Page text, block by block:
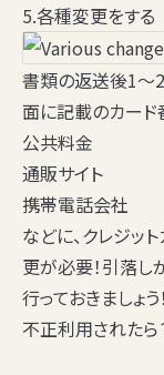
5.各種変更をする
書類の返送後1～
面に記載のカード
公共料金
通販サイト
携帯電話会社
などに、 クレジッ
更が必要！引落し
行っておきましょう！
不正利用されたら